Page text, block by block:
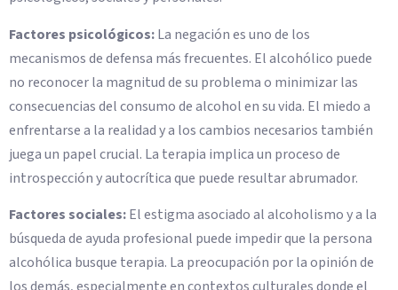
Factores psicológicos:La negación es uno de los
mecanismos de defensa más frecuentes. El alcohólico puede
no reconocer la magnitud de su problema o minimizar las
consecuencias del consumo de alcohol en su vida. El miedo a
enfrentarse a la realidad y a los cambios necesarios también
juega un papel crucial. La terapia implica un proceso de
introspección y autocrítica que puede resultar abrumador.
Factores sociales:El estigma asociado al alcoholismo y a la
búsqueda de ayuda profesional puede impedir que la persona
alcohólica busque terapia. La preocupación por la opinión de